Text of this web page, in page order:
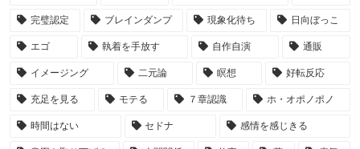
完璧認定 ブレインダンプ 現象化待ち 日向ぼっこ
エゴ 執着を手放す 自作自演 通販
イメージング 二元論 瞑想 好転反応
充足を見る モテる ７章認識 ホ・オポノポノ
時間はない セドナ 感情を感じきる